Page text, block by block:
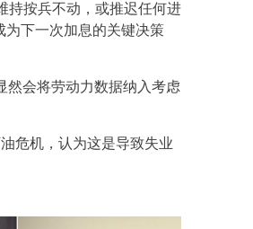
持按兵不动，或推迟任何进
为下一次加息的关键决策
然会将劳动力数据纳入考虑
危机，认为这是导致失业